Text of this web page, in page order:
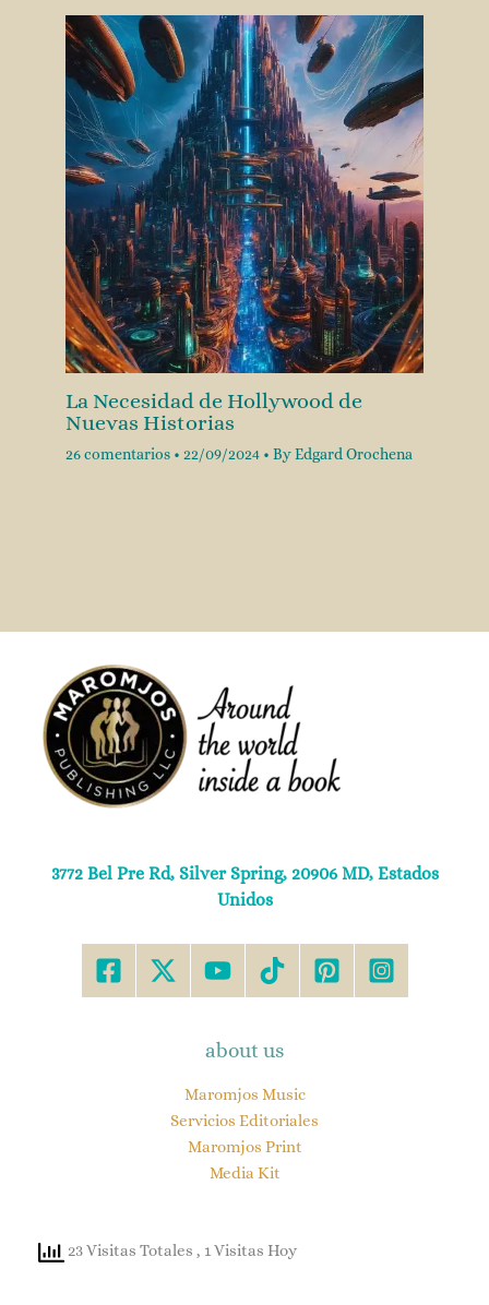
La Necesidad de Hollywood de
Nuevas Historias
26 comentarios • 22/09/2024 • ByEdgard Orochena
3772 Bel Pre Rd, Silver Spring, 20906 MD, Estados
Unidos
about us
Maromjos Music
Servicios Editoriales
Maromjos Print
Media Kit
23 Visitas Totales , 1 Visitas Hoy